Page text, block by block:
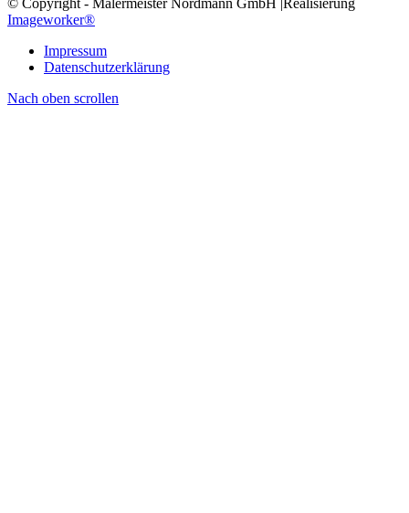
© Copyright - Malermeister Nordmann GmbH |Realisierung
Imageworker®
Impressum
Datenschutzerklärung
Nach oben scrollen